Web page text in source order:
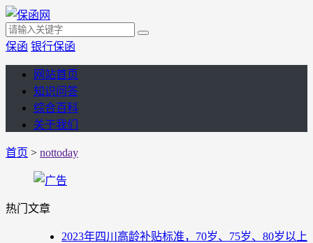
保函 银行保函
网站首页
知识问答
综合百科
关于我们
首页 > nottoday
热门文章
2023年四川高龄补贴标准，70岁、75岁、80岁以上